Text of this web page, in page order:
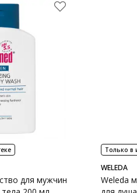
для мужчин
Только в
WELEDA
Weleda